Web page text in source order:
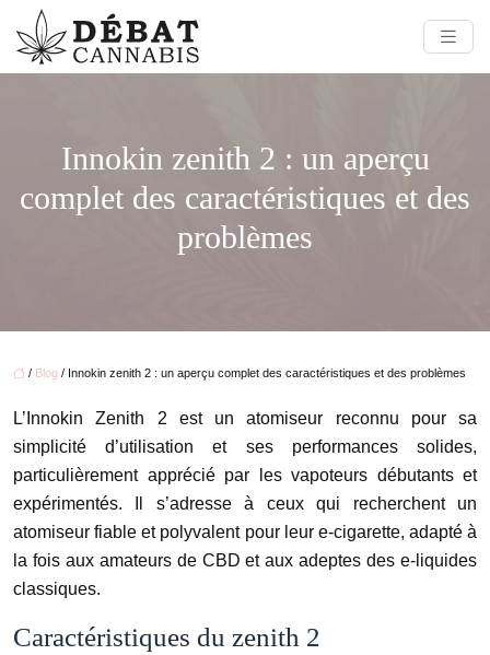
Innokin zenith 2 : un aperçu
complet des caractéristiques et des
problèmes
/ Blog / Innokin zenith 2 : un aperçu complet des caractéristiques et des problèmes
L’Innokin Zenith 2 est un atomiseur reconnu pour sa
simplicité d’utilisation et ses performances solides,
particulièrement apprécié par les vapoteurs débutants et
expérimentés. Il s’adresse à ceux qui recherchent un
atomiseur fiable et polyvalent pour leur e-cigarette, adapté à
la fois aux amateurs de CBD et aux adeptes des e-liquides
classiques.
Caractéristiques du zenith 2